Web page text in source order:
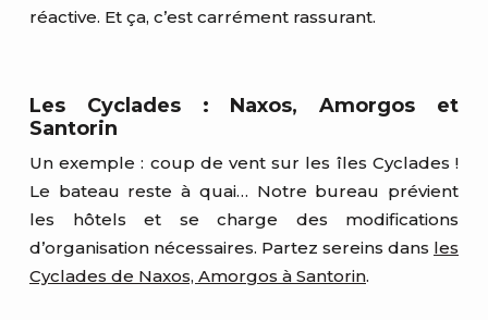
réactive. Et ça, c’est carrément rassurant.
Les Cyclades : Naxos, Amorgos et
Santorin
Un exemple : coup de vent sur les îles Cyclades !
Le bateau reste à quai… Notre bureau prévient
les hôtels et se charge des modifications
d’organisation nécessaires. Partez sereins dans les
Cyclades de Naxos, Amorgos à Santorin.